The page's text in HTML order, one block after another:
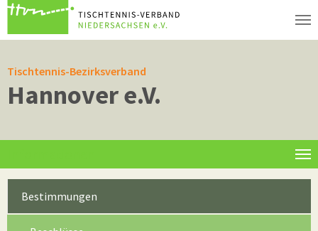
Tischtennis-Bezirksverband
Hannover e.V.
Bestimmungen